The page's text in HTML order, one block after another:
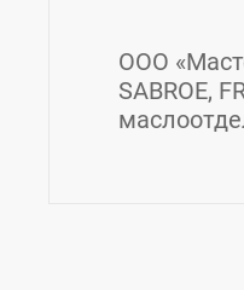
ООО
SABROE,